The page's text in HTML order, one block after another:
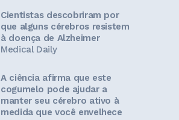
Cientistas descobriram por
que alguns cérebros resistem
à doença de Alzheimer
Medical Daily
A ciência afirma que este
cogumelo pode ajudar a
manter seu cérebro ativo à
medida que você envelhece